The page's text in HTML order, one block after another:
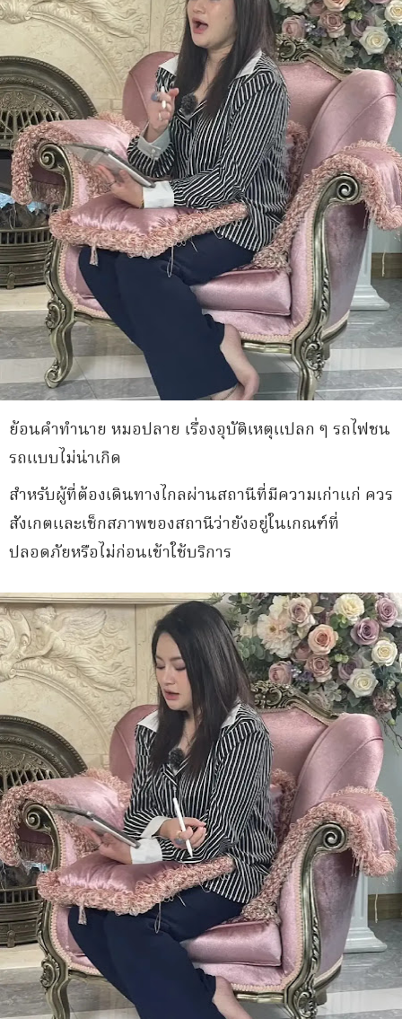
ย้อนคำทำนาย หมอปลาย เรื่องอุบัติเหตุแปลก ๆ รถไฟชน
รถแบบไม่น่าเกิด
สำหรับผู้ที่ต้องเดินทางไกลผ่านสถานีที่มีความเก่าแก่ ควร
สังเกตและเช็กสภาพของสถานีว่ายังอยู่ในเกณฑ์ที่
ปลอดภัยหรือไม่ก่อนเข้าใช้บริการ